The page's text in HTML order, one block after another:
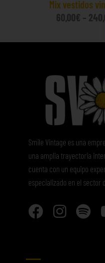
Mix vestidos
60,00€ –
Smile Vintage es una
una amplia trayectoria
cuenta con un equipo
especializado en el sector